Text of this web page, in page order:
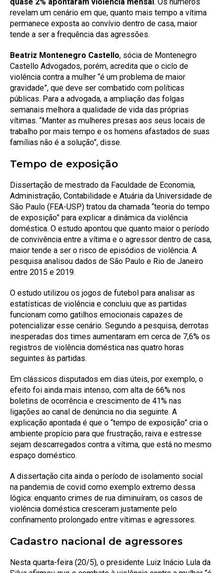
revelam um cenário em que, quanto mais tempo a vítima
permanece exposta ao convívio dentro de casa, maior
tende a ser a frequência das agressões.
Beatriz Montenegro Castello, sócia de Montenegro
Castello Advogados, porém, acredita que o ciclo de
violência contra a mulher “é um problema de maior
gravidade”, que deve ser combatido com políticas
públicas. Para a advogada, a ampliação das folgas
semanais melhora a qualidade de vida das próprias
vítimas. “Manter as mulheres presas aos seus locais de
trabalho por mais tempo e os homens afastados de suas
famílias não é a solução”, disse.
Tempo de exposição
Dissertação de mestrado da Faculdade de Economia,
Administração, Contabilidade e Atuária da Universidade de
São Paulo (FEA-USP) tratou da chamada “teoria do tempo
de exposição” para explicar a dinâmica da violência
doméstica. O estudo apontou que quanto maior o período
de convivência entre a vítima e o agressor dentro de casa,
maior tende a ser o risco de episódios de violência. A
pesquisa analisou dados de São Paulo e Rio de Janeiro
entre 2015 e 2019.
O estudo utilizou os jogos de futebol para analisar as
estatísticas de violência e concluiu que as partidas
funcionam como gatilhos emocionais capazes de
potencializar esse cenário. Segundo a pesquisa, derrotas
inesperadas dos times aumentaram em cerca de 7,6% os
registros de violência doméstica nas quatro horas
seguintes às partidas.
Em clássicos disputados em dias úteis, por exemplo, o
efeito foi ainda mais intenso, com alta de 66% nos
boletins de ocorrência e crescimento de 41% nas
ligações ao canal de denúncia no dia seguinte. A
explicação apontada é que o “tempo de exposição” cria o
ambiente propício para que frustração, raiva e estresse
sejam descarregados contra a vítima, que está no mesmo
espaço doméstico.
A dissertação cita ainda o período de isolamento social
na pandemia de covid como exemplo extremo dessa
lógica: enquanto crimes de rua diminuíram, os casos de
violência doméstica cresceram justamente pelo
confinamento prolongado entre vítimas e agressores.
Cadastro nacional de agressores
Nesta quarta-feira (20/5), o presidente Luiz Inácio Lula da